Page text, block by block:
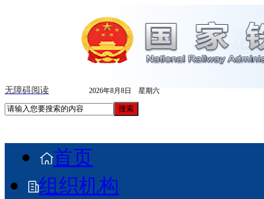
无障碍阅读 2026年8月8日 星期六
首页
组织机构